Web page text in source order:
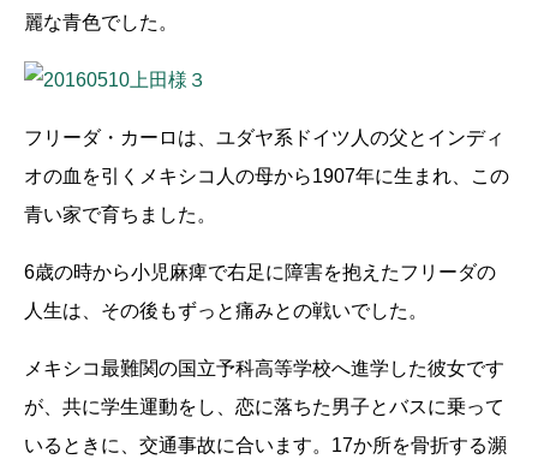
麗な青色でした。
フリーダ・カーロは、ユダヤ系ドイツ人の父とインディ
オの血を引くメキシコ人の母から1907年に生まれ、この
青い家で育ちました。
6歳の時から小児麻痺で右足に障害を抱えたフリーダの
人生は、その後もずっと痛みとの戦いでした。
メキシコ最難関の国立予科高等学校へ進学した彼女です
が、共に学生運動をし、恋に落ちた男子とバスに乗って
いるときに、交通事故に合います。17か所を骨折する瀕